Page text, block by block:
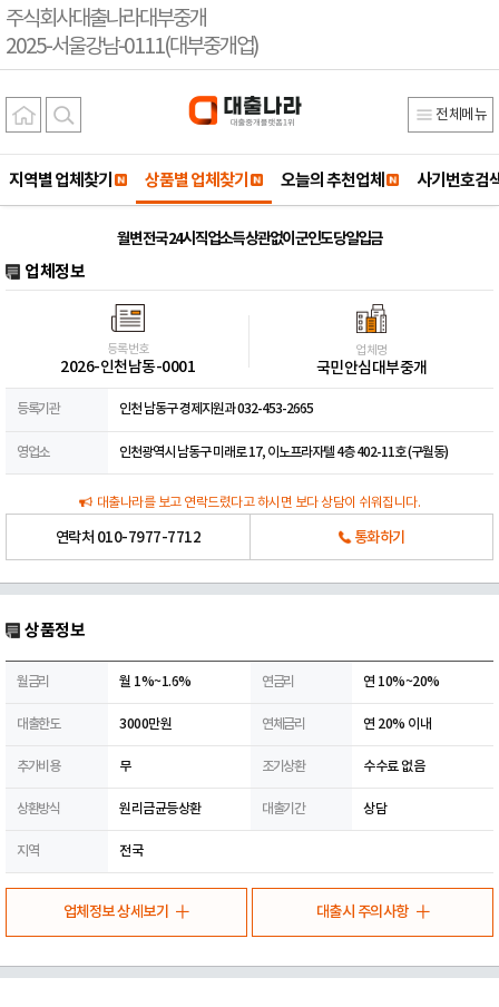
주식회사대출나라대부중개
2025-서울강남-0111(대부중개업)
전체메뉴
지역별 업체찾기 상품별 업체찾기 오늘의 추천업체 사기번호검
월변 전국 24시 직업소득 상관없이 군인도 당일입금
업체정보
등록번호
2026-인천남동-0001
업체명
국민안심대부중개
등록기관 인천 남동구 경제지원과 032-453-2665
영업소 인천광역시 남동구 미래로 17, 이노프라자텔 4층 402-11호 (구월동)
대출나라를 보고 연락드렸다고 하시면 보다 상담이 쉬워집니다.
연락처 010-7977-7712 통화하기
상품정보
월금리 월 1%~1.6% 연금리 연 10%~20%
대출한도 3000만원 연체금리 연 20% 이내
추가비용 무 조기상환 수수료 없음
상환방식 원리금균등상환 대출기간 상담
지역 전국
업체정보 상세보기 대출시 주의사항